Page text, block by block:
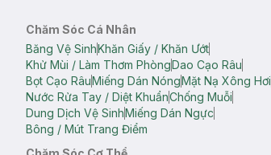
Chăm Sóc Cá Nhân
Băng Vệ SinhKhăn Giấy / Khăn Ướt
Khử Mùi / Làm Thơm PhòngDao Cạo Râu
Bọt Cạo RâuMiếng Dán NóngMặt Nạ Xông Hơi
Nước Rửa Tay / Diệt KhuẩnChống Muỗi
Dung Dịch Vệ SinhMiếng Dán Ngực
Bông / Mút Trang Điểm